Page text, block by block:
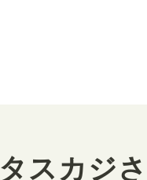
タスカジ